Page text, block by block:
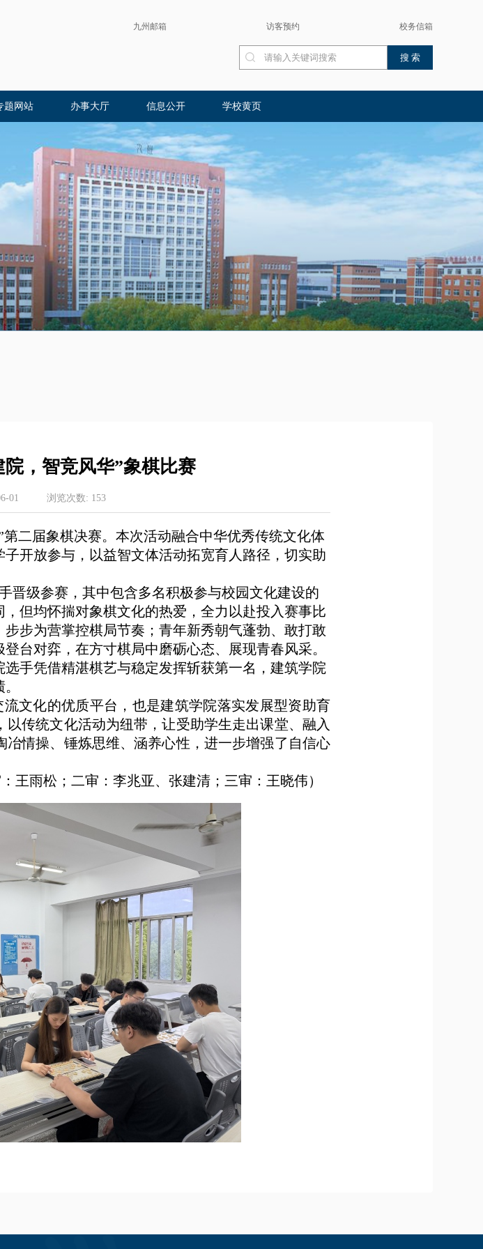
九州邮箱 访客预约 校务信箱
题网站 办事大厅 信息公开 学校黄页
，智竞风华”象棋比赛
01 浏览次数: 153
第二届象棋决赛。本次活动融合中华优秀传统文化体
子开放参与，以益智文体活动拓宽育人路径，切实助
晋级参赛，其中包含多名积极参与校园文化建设的
但均怀揣对象棋文化的热爱，全力以赴投入赛事比
步为营掌控棋局节奏；青年新秀朝气蓬勃、敢打敢
台对弈，在方寸棋局中磨砺心态、展现青春风采。
手凭借精湛棋艺与稳定发挥斩获第一名，建筑学院
流文化的优质平台，也是建筑学院落实发展型资助育
传统文化活动为纽带，让受助学生走出课堂、融入
情操、锤炼思维、涵养心性，进一步增强了自信心
王雨松 ；二审：李兆亚、张建清；三审：王晓伟）